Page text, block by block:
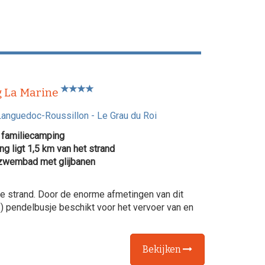
La Marine
Roussillon - Le Grau du Roi
ligt 1,5 km van het strand
met glijbanen
strand. Door de enorme afmetingen van dit
pendelbusje beschikt voor het vervoer van en
Bekijken